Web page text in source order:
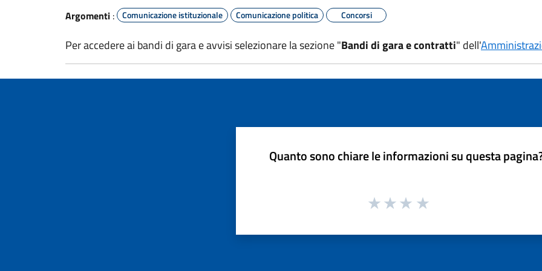
Argomenti : Comunicazione istituzionale Comunicazione politica Concorsi
Per accedere ai bandi di gara e avvisi selezionare la sezione "Bandi di gara e contratti" dell'
Quanto sono chiare le informazioni su questa